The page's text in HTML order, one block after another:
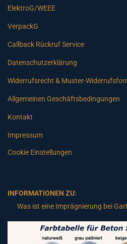
ElektroG/WEEE
VerpackG
Callback Rückruf Service
Datenschutzerklärung
Widerrufsrecht & Muster-
Allgemeinen Geschäftsbedingungen
Kontakt
Impressum
Cookie Einstellungen
INFORMATIONEN ZU:
Was ist eine Imprägnierung bei